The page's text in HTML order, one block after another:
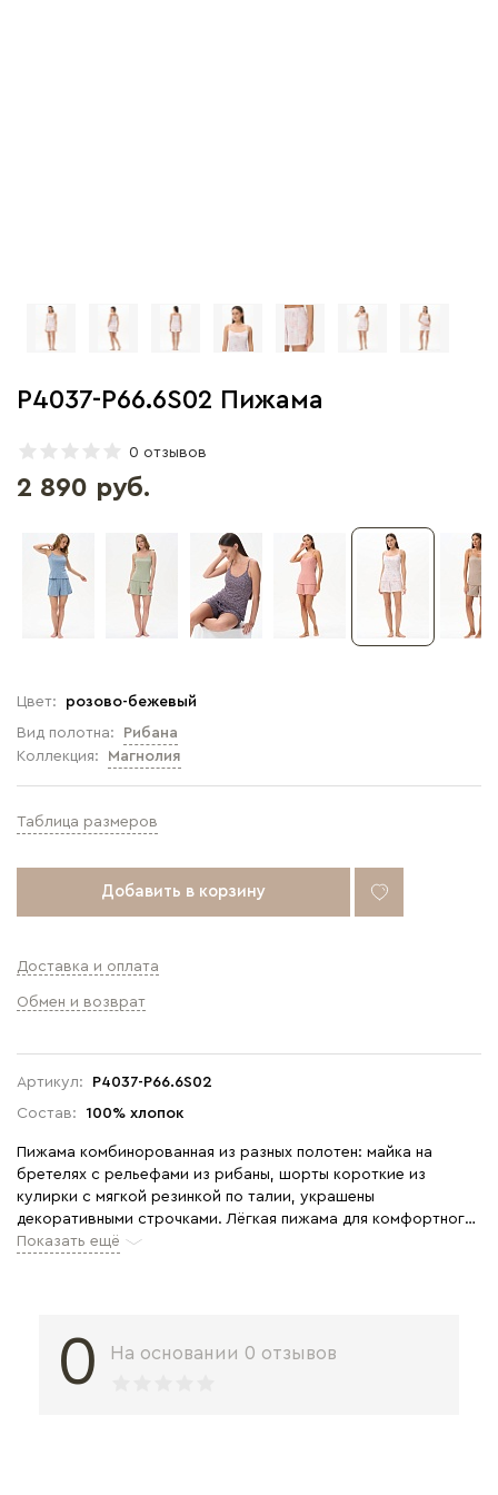
P4037-P66.6S02 Пижама
0 отзывов
Артикул:
P4037-P66.6S02
Состав:
100% хлопок
Пижама комбинорованная из разных полотен: майка на
бретелях с рельефами из рибаны, шорты короткие из
кулирки с мягкой резинкой по талии, украшены
декоративными строчками. Лёгкая пижама для комфортного
сна. Рост модели 175 см.
Показать ещё
Коллекция: Магнолия
Вид полотна: Рибана
Цвет: розово-бежевый
Таблица размеров
2 890 руб.
Добавить в корзину
Доставка и оплата
Обмен и возврат
0 На основании 0 отзывов